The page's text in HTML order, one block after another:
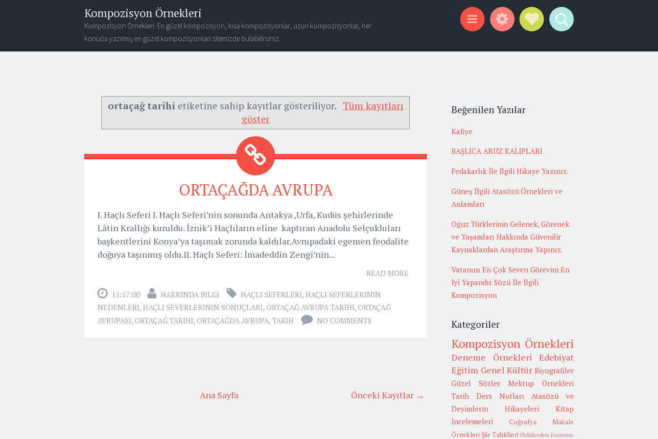
Kompozisyon Örnekleri
Kompozisyon Örnekleri. En güzel kompozisyon, kısa kompozisyonlar, uzun kompozisyonlar, her
konuda yazılmış en güzel kompozisyonları sitemizde bulabilirsiniz.
ortaçağ tarihi etiketine sahip kayıtlar gösteriliyor. Tüm kayıtları
göster
ORTAÇAĞDA AVRUPA
I. Haçlı Seferi I. Haçlı Seferi’nin sonunda Antakya ,Urfa, Kudüs şehirlerinde
Lâtin Krallığı kuruldu. İznik’i Haçlıların eline kaptıran Anadolu Selçukluları
başkentlerini Konya’ya taşımak zorunda kaldılar.Avrupadaki egemen feodalite
doğuya taşınmış oldu.II. Haçlı Seferi: İmadeddin Zengi’nin...
READ MORE
15:17:00 HAKKINDA BILGI HAÇLI SEFERLERI, HAÇLI SEFERLERININ
NEDENLERI, HAÇLI SEVERLERININ SONUÇLARI, ORTAÇAĞ AVRUPA TARIHI, ORTAÇAĞ
AVRUPASI, ORTAÇAĞ TARIHI, ORTAÇAĞDA AVRUPA, TARIH NO COMMENTS
Önceki Kayıtlar →
Ana Sayfa
Beğenilen Yazılar
Kafiye
BAŞLICA ARUZ KALIPLARI
Fedakarlık İle İlgili Hikaye Yazınız.
Güneş İlgili Atasözü Örnekleri ve
Anlamları
Oğuz Türklerinin Gelenek, Görenek
ve Yaşamları Hakkında Güvenilir
Kaynaklardan Araştırma Yapınız.
Vatanını En Çok Seven Görevini En
İyi Yapandır Sözü İle İlgili
Kompozisyon
Kategoriler
Kompozisyon Örnekleri
Deneme Örnekleri
Edebiyat
Eğitim Genel Kültür Biyografiler
Güzel Sözler
Mektup Örnekleri
Tarih
Ders Notları
Atasözü ve
Deyimlerin Hikayeleri
Kitap
İncelemeleri
Coğrafya
Makale
Örnekleri Şiir Tahlilleri Ünlülerden Deneme